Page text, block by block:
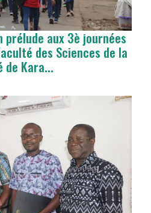
prélude aux 3è journées
des Sciences de la
de Kara...